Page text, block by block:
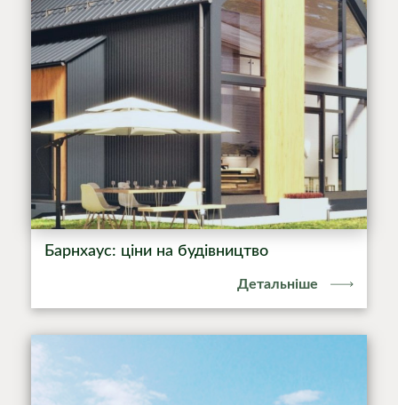
Барнхаус: ціни на будівництво
Детальніше